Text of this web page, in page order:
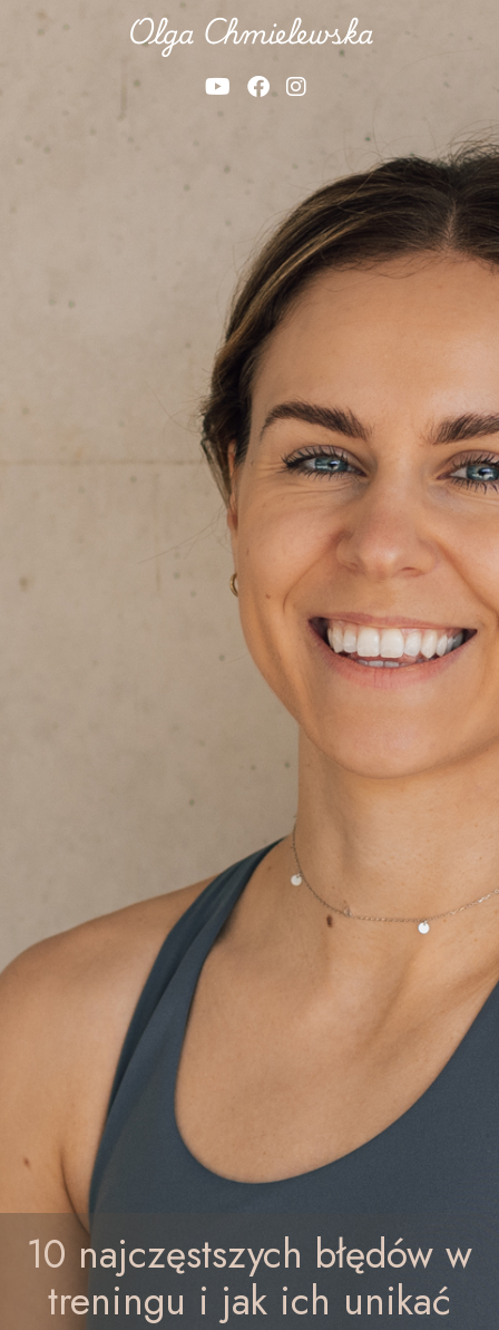
Olga Chmielewska
10 najczęstszych błędów w
treningu i jak ich unikać